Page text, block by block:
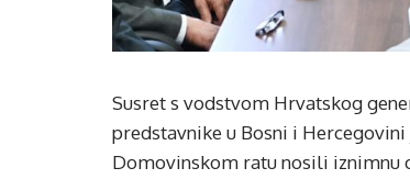
Susret s vodstvom Hrvatskog
predstavnike u Bosni i
Domovinskom ratu nosili iznimnu